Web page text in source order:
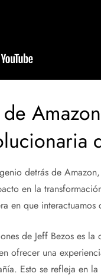
detrás de
en la
en que interactuamos
de Jeff Bezos es
ofrecer una
Esto se refleja en